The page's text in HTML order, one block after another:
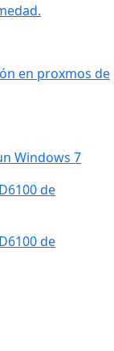
en proxmos de
Windows 7
de
de